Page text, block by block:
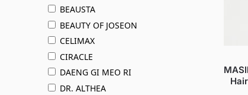
BEAUSTA
BEAUTY OF JOSEON
CELIMAX
CIRACLE
DAENG GI MEO RI
DR. ALTHEA